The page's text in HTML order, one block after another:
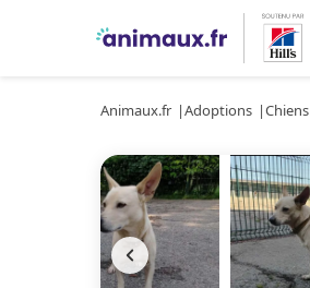
Animaux.fr Adoptions Chiens